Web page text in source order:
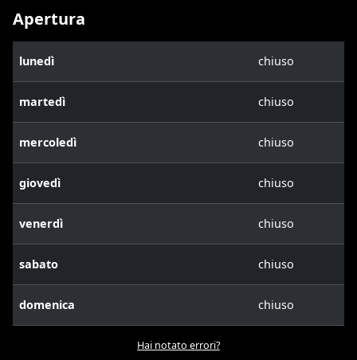
Apertura
lunedì chiuso
martedì chiuso
mercoledì chiuso
giovedì chiuso
venerdì chiuso
sabato chiuso
domenica chiuso
Hai notato errori?